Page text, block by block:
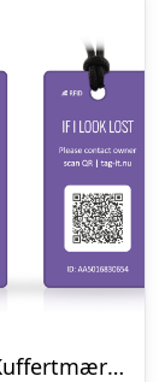
TAG-IT Kuffertmærke – Lilla